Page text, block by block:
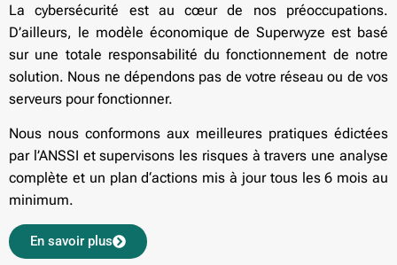
La cybersécurité est au cœur de nos préoccupations.
D’ailleurs, le modèle économique de Superwyze est basé
sur une totale responsabilité du fonctionnement de notre
solution. Nous ne dépendons pas de votre réseau ou de vos
serveurs pour fonctionner.
Nous nous conformons aux meilleures pratiques édictées
par l’ANSSI et supervisons les risques à travers une analyse
complète et un plan d‘actions mis à jour tous les 6 mois au
minimum.
En savoir plus